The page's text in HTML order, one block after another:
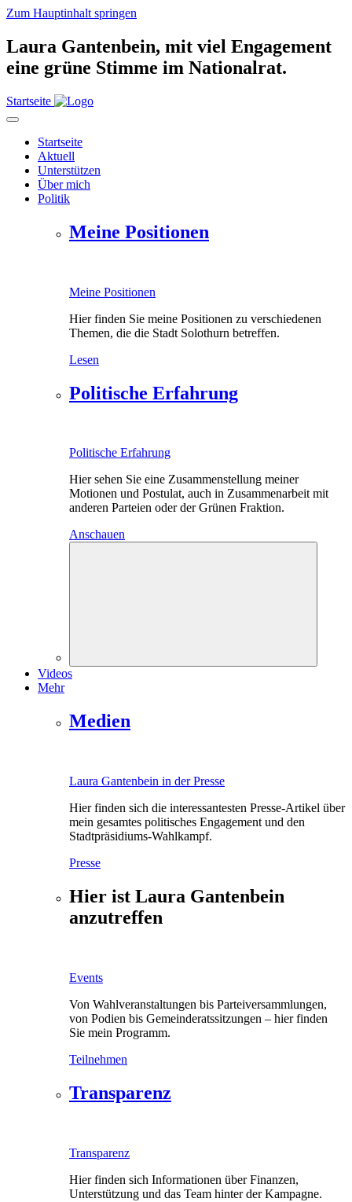
Zum Hauptinhalt springen
Laura Gantenbein, mit viel Engagement
eine grüne Stimme im Nationalrat.
Startseite
Startseite
Aktuell
Unterstützen
Über mich
Politik
Meine Positionen
Meine Positionen
Hier finden Sie meine Positionen zu verschiedenen
Themen, die die Stadt Solothurn betreffen.
Lesen
Politische Erfahrung
Politische Erfahrung
Hier sehen Sie eine Zusammenstellung meiner
Motionen und Postulat, auch in Zusammenarbeit mit
anderen Parteien oder der Grünen Fraktion.
Anschauen
Videos
Mehr
Medien
Laura Gantenbein in der Presse
Hier finden sich die interessantesten Presse-Artikel über
mein gesamtes politisches Engagement und den
Stadtpräsidiums-Wahlkampf.
Presse
Hier ist Laura Gantenbein
anzutreffen
Events
Von Wahlveranstaltungen bis Parteiversammlungen,
von Podien bis Gemeinderatssitzungen – hier finden
Sie mein Programm.
Teilnehmen
Transparenz
Transparenz
Hier finden sich Informationen über Finanzen,
Unterstützung und das Team hinter der Kampagne.